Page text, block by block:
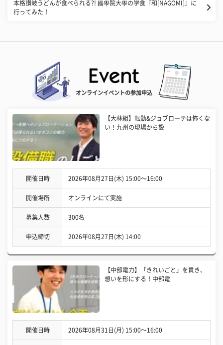
本格讃岐うどんが食べられる?! 國學院大學の学食『和[NAGOMI]』に
行ってみた！
オンラインイベントの参加申込
【大林組】転勤&ジョブローテは怖くな
い！九州の現場から設
開催日時 2026年08月27日(木) 15:00〜16:00
開催場所 オンラインにて実施
募集人数 300名
申込締切 2026年08月27日(木) 14:00
【中部電力】「きれいごと」を貫き、
想いを形にする！中部電
開催日時 2026年08月31日(月) 15:00〜16:00